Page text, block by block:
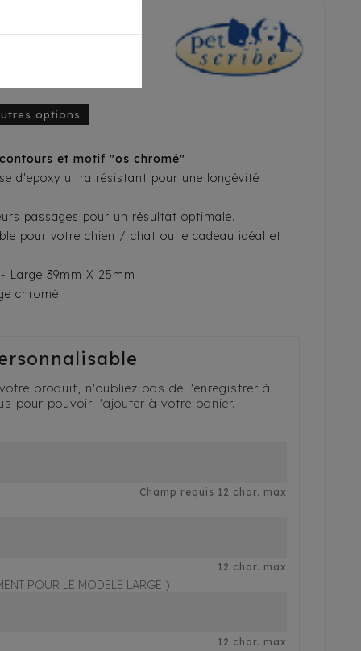
options
et motif "os chromé"
d'epoxy ultra résistant pour une longévité
passages pour un résultat optimale.
pour votre chien / chat ou le cadeau idéal et
Large 39mm X 25mm
chromé
produit, n'oubliez pas de l'enregistrer à
pour pouvoir l'ajouter à votre panier.
Champ requis 12 char. max
12 char. max
POUR LE MODELE LARGE )
12 char. max